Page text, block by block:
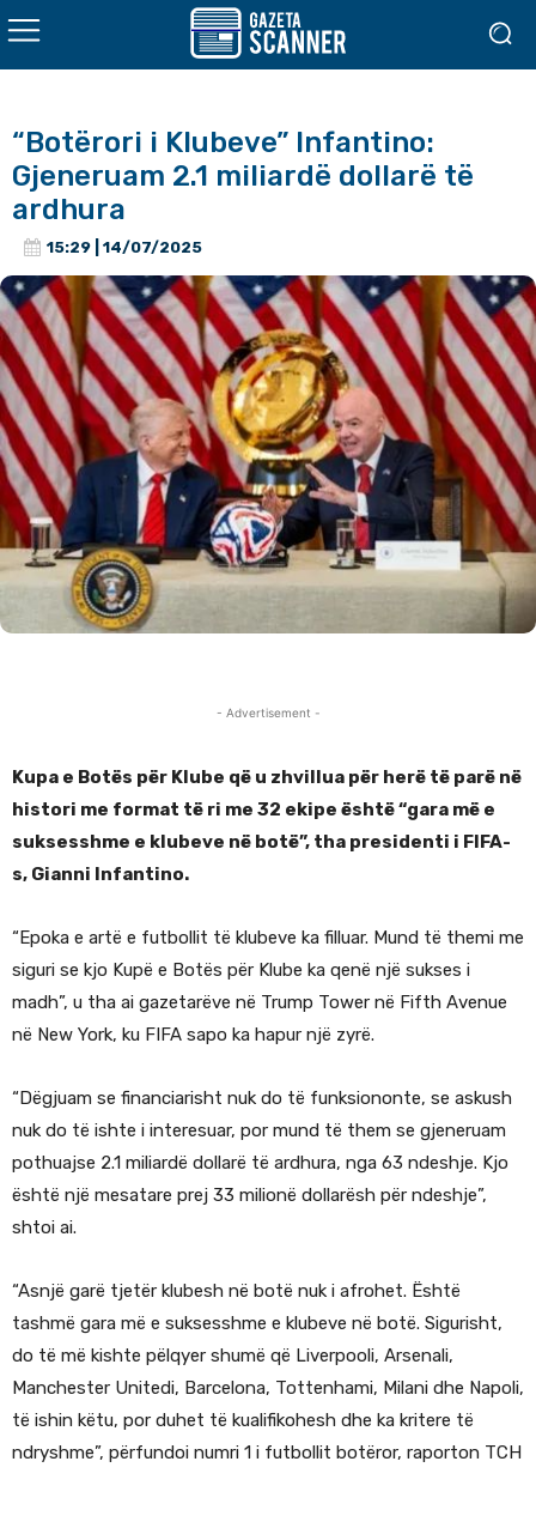
“Botërori i Klubeve” Infantino:
Gjeneruam 2.1 miliardë dollarë të
ardhura
15:29 | 14/07/2025
- Advertisement -
Kupa e Botës për Klube që u zhvillua për herë të parë në
histori me format të ri me 32 ekipe është “gara më e
suksesshme e klubeve në botë”, tha presidenti i FIFA-
s, Gianni Infantino.
“Epoka e artë e futbollit të klubeve ka filluar. Mund të themi me
siguri se kjo Kupë e Botës për Klube ka qenë një sukses i
madh”, u tha ai gazetarëve në Trump Tower në Fifth Avenue
në New York, ku FIFA sapo ka hapur një zyrë.
“Dëgjuam se financiarisht nuk do të funksiononte, se askush
nuk do të ishte i interesuar, por mund të them se gjeneruam
pothuajse 2.1 miliardë dollarë të ardhura, nga 63 ndeshje. Kjo
është një mesatare prej 33 milionë dollarësh për ndeshje”,
shtoi ai.
“Asnjë garë tjetër klubesh në botë nuk i afrohet. Është
tashmë gara më e suksesshme e klubeve në botë. Sigurisht,
do të më kishte pëlqyer shumë që Liverpooli, Arsenali,
Manchester Unitedi, Barcelona, Tottenhami, Milani dhe Napoli,
të ishin këtu, por duhet të kualifikohesh dhe ka kritere të
ndryshme”, përfundoi numri 1 i futbollit botëror, raporton TCH